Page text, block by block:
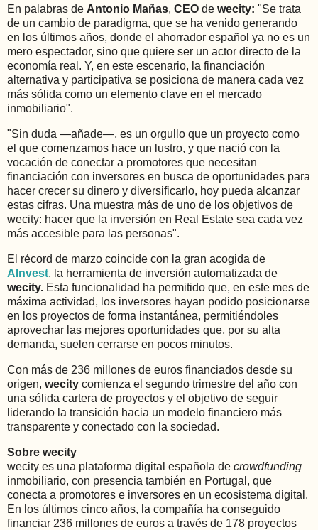
En palabras de Antonio Mañas, CEO de wecity: "Se trata
de un cambio de paradigma, que se ha venido generando
en los últimos años, donde el ahorrador español ya no es un
mero espectador, sino que quiere ser un actor directo de la
economía real. Y, en este escenario, la financiación
alternativa y participativa se posiciona de manera cada vez
más sólida como un elemento clave en el mercado
inmobiliario".
"Sin duda —añade—, es un orgullo que un proyecto como
el que comenzamos hace un lustro, y que nació con la
vocación de conectar a promotores que necesitan
financiación con inversores en busca de oportunidades para
hacer crecer su dinero y diversificarlo, hoy pueda alcanzar
estas cifras. Una muestra más de uno de los objetivos de
wecity: hacer que la inversión en Real Estate sea cada vez
más accesible para las personas".
El récord de marzo coincide con la gran acogida de
AInvest, la herramienta de inversión automatizada de
wecity. Esta funcionalidad ha permitido que, en este mes de
máxima actividad, los inversores hayan podido posicionarse
en los proyectos de forma instantánea, permitiéndoles
aprovechar las mejores oportunidades que, por su alta
demanda, suelen cerrarse en pocos minutos.
Con más de 236 millones de euros financiados desde su
origen, wecity comienza el segundo trimestre del año con
una sólida cartera de proyectos y el objetivo de seguir
liderando la transición hacia un modelo financiero más
transparente y conectado con la sociedad.
Sobre wecity
wecity es una plataforma digital española de crowdfunding
inmobiliario, con presencia también en Portugal, que
conecta a promotores e inversores en un ecosistema digital.
En los últimos cinco años, la compañía ha conseguido
financiar 236 millones de euros a través de 178 proyectos